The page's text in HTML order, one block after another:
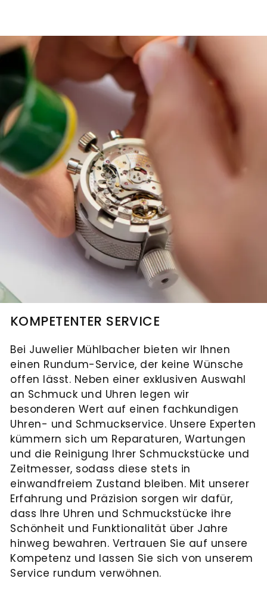
KOMPETENTER SERVICE
Bei Juwelier Mühlbacher bieten wir Ihnen
einen Rundum-Service, der keine Wünsche
offen lässt. Neben einer exklusiven Auswahl
an Schmuck und Uhren legen wir
besonderen Wert auf einen fachkundigen
Uhren- und Schmuckservice. Unsere Experten
kümmern sich um Reparaturen, Wartungen
und die Reinigung Ihrer Schmuckstücke und
Zeitmesser, sodass diese stets in
einwandfreiem Zustand bleiben. Mit unserer
Erfahrung und Präzision sorgen wir dafür,
dass Ihre Uhren und Schmuckstücke ihre
Schönheit und Funktionalität über Jahre
hinweg bewahren. Vertrauen Sie auf unsere
Kompetenz und lassen Sie sich von unserem
Service rundum verwöhnen.